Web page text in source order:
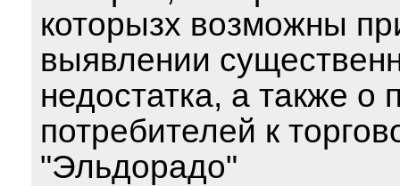
которызх возможны
выявлении
недостатка, а также о
потребителей к
"Эльдорадо"